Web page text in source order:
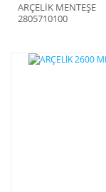
ARÇELİK MENTEŞE
2805710100